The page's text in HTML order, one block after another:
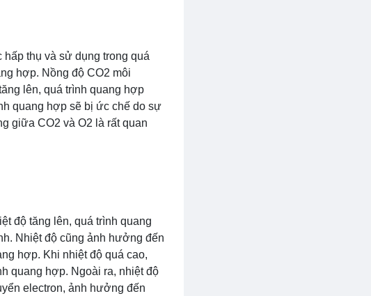
thụ và sử dụng trong quá
hợp. Nồng độ CO2 môi
lên, quá trình quang hợp
quang hợp sẽ bị ức chế do sự
giữa CO2 và O2 là rất quan
độ tăng lên, quá trình quang
Nhiệt độ cũng ảnh hưởng đến
hợp. Khi nhiệt độ quá cao,
quang hợp. Ngoài ra, nhiệt độ
electron, ảnh hưởng đến